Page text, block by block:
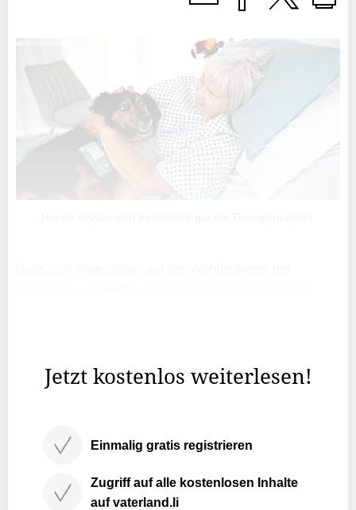
Jetzt kostenlos weiterlesen!
Einmalig gratis registrieren
Zugriff auf alle kostenlosen Inhalte
auf vaterland.li